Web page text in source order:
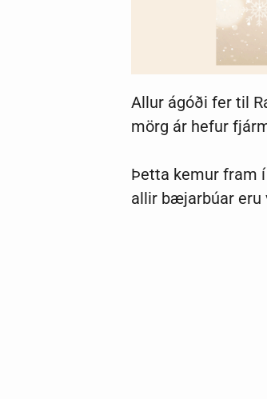
Allur ágóði fer til
mörg ár hefur
Þetta kemur fram
allir bæjarbúar eru